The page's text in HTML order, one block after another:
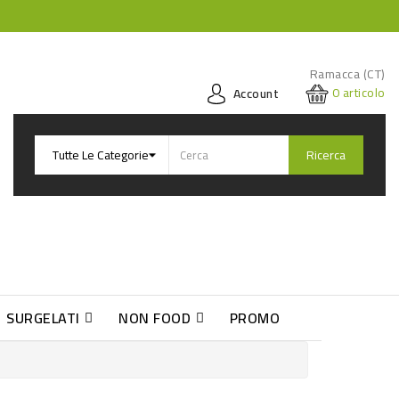
Ramacca (CT)
Account
0articolo
Ricerca
SURGELATI NON FOOD PROMO